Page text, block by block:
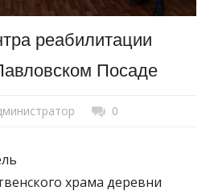
реабилитации
Посаде
0
храма деревни